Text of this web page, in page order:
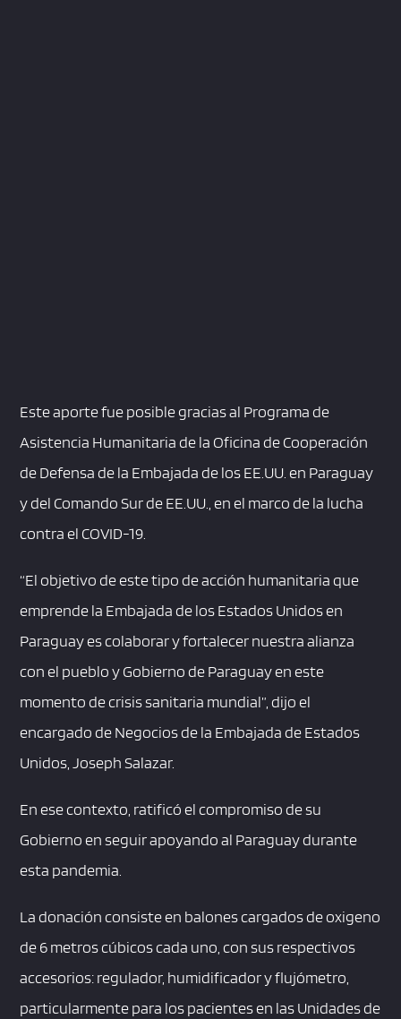
Este aporte fue posible gracias al Programa de
Asistencia Humanitaria de la Oficina de Cooperación
de Defensa de la Embajada de los EE.UU. en Paraguay
y del Comando Sur de EE.UU., en el marco de la lucha
contra el COVID-19.
“El objetivo de este tipo de acción humanitaria que
emprende la Embajada de los Estados Unidos en
Paraguay es colaborar y fortalecer nuestra alianza
con el pueblo y Gobierno de Paraguay en este
momento de crisis sanitaria mundial”, dijo el
encargado de Negocios de la Embajada de Estados
Unidos, Joseph Salazar.
En ese contexto, ratificó el compromiso de su
Gobierno en seguir apoyando al Paraguay durante
esta pandemia.
La donación consiste en balones cargados de oxigeno
de 6 metros cúbicos cada uno, con sus respectivos
accesorios: regulador, humidificador y flujómetro,
particularmente para los pacientes en las Unidades de